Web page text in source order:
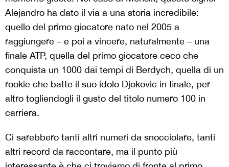
Alejandro ha dato il via a una storia incredibile:
quello del primo giocatore nato nel 2005 a
raggiungere – e poi a vincere, naturalmente – una
finale ATP, quella del primo giocatore ceco che
conquista un 1000 dai tempi di Berdych, quella di un
rookie che batte il suo idolo Djokovic in finale, per
altro togliendogli il gusto del titolo numero 100 in
carriera.
Ci sarebbero tanti altri numeri da snocciolare, tanti
altri record da raccontare, ma il punto più